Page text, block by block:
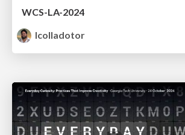
WCS-LA-2024
lcolladotor